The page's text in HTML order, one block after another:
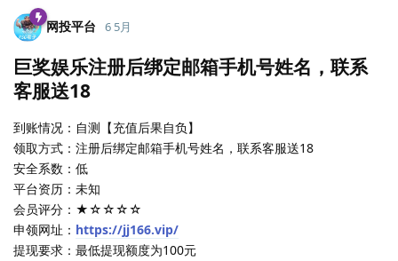
网投平台 6 5月
巨奖娱乐注册后绑定邮箱手机号姓名，联系
客服送18
到账情况：自测【充值后果自负】
领取方式：注册后绑定邮箱手机号姓名，联系客服送18
安全系数：低
平台资历：未知
会员评分：★☆☆☆☆
申领网址： https://jj166.vip/
提现要求：最低提现额度为100元